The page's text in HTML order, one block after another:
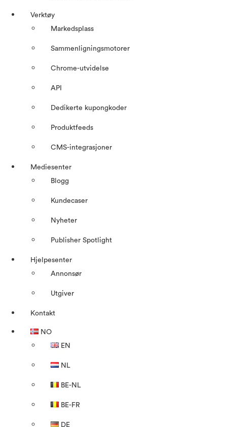
Verktøy
Markedsplass
Sammenligningsmotorer
Chrome-utvidelse
API
Dedikerte kupongkoder
Produktfeeds
CMS-integrasjoner
Mediesenter
Blogg
Kundecaser
Nyheter
Publisher Spotlight
Hjelpesenter
Annonsør
Utgiver
Kontakt
NO
EN
NL
BE-NL
BE-FR
DE